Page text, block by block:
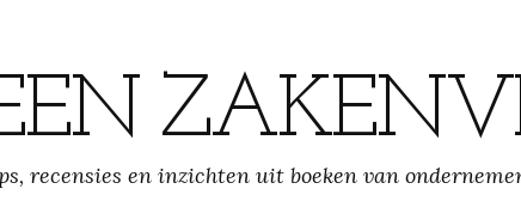
recensies en inzichten uit boeken van